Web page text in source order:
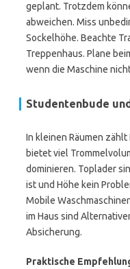
geplant. Trotzdem
abweichen. Miss
Sockelhöhe. Beachte
Treppenhaus. Plane
wenn die Maschine
Studentenbude
In kleinen Räumen
bietet viel
dominieren. Toplader
ist und Höhe kein
Mobile
im Haus sind
Absicherung.
Praktische